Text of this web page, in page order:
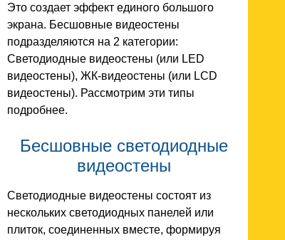
Это создает эффект единого большого
экрана. Бесшовные видеостены
подразделяются на 2 категории:
Светодиодные видеостены (или LED
видеостены), ЖК-видеостены (или LCD
видеостены). Рассмотрим эти типы
подробнее.
Бесшовные светодиодные
видеостены
Светодиодные видеостены состоят из
нескольких светодиодных панелей или
плиток, соединенных вместе, формируя